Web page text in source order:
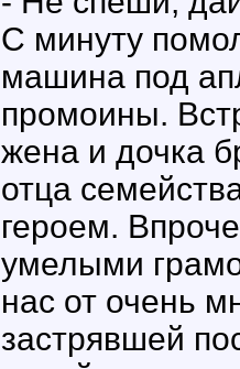
С минуту
машина под
промоины.
жена и дочка
отца
героем.
умелыми
нас от очень
застрявшей